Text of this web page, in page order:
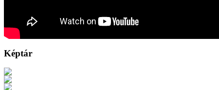
Képtár